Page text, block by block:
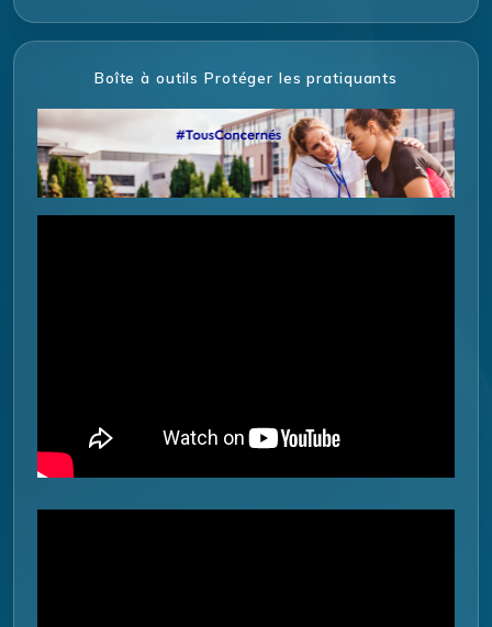
Boîte à outils Protéger les pratiquants